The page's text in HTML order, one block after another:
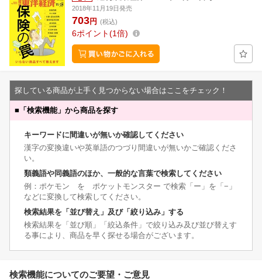
2018年11月19日発売
703円 (税込)
6ポイント 1倍
探している商品が上手く見つからない場合はここをチェック！
■ 「検索機能」から商品を探す
キーワードに間違いが無いか確認してください
漢字の変換違いや英単語のつづり間違いが無いかご確認くださ
い。
類義語や同義語のほか、一般的な言葉で検索してください
例：ポケモン を ポケットモンスター で検索「ー」を「−」
などに変換して検索してください。
検索結果を「並び替え」及び「絞り込み」する
検索結果を「並び順」「絞込条件」で絞り込み及び並び替えす
る事により、商品を早く探せる場合がございます。
検索機能についてのご要望・ご意見